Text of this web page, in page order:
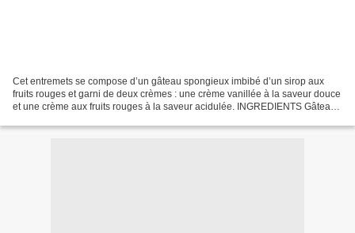
Cet entremets se compose d’un gâteau spongieux imbibé d’un sirop aux
fruits rouges et garni de deux crèmes : une crème vanillée à la saveur douce
et une crème aux fruits rouges à la saveur acidulée. INGREDIENTS Gâteau